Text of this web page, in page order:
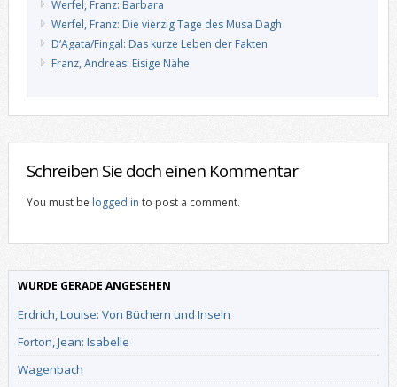
Werfel, Franz: Barbara
Werfel, Franz: Die vierzig Tage des Musa Dagh
D‘Agata/Fingal: Das kurze Leben der Fakten
Franz, Andreas: Eisige Nähe
Schreiben Sie doch einen Kommentar
You must be logged in to post a comment.
WURDE GERADE ANGESEHEN
Erdrich, Louise: Von Büchern und Inseln
Forton, Jean: Isabelle
Wagenbach